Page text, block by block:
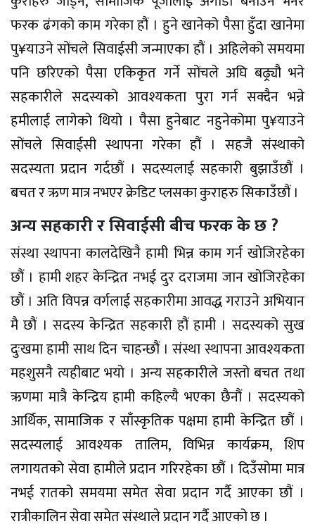
फरक ढंगको काम गरेका हौं । हुने खानेको पैसा हुँदा खानेमा
पु¥याउने सोंचले सिवाईसी जन्माएका हौं । अहिलेको समयमा
पनि छरिएको पैसा एकिकृत गर्ने सोंचले अघि बढ्र्यौ भने
सहकारीले सदस्यको आवश्यकता पुरा गर्न सक्दैन भन्ने
हमीलाई लागेको थियो । पैसा हुनेबाट नहुनेकोमा पु¥याउने
सोंचले सिवाईसी स्थापना गरेका हौं । सहजै संस्थाको
सदस्यता प्रदान गर्दछौं । सदस्यलाई सहकारी बुझाउँछौं ।
बचत र ऋण मात्र नभएर क्रेडिट प्लसका कुराहरु सिकाउँछौं ।
अन्य सहकारी र सिवाईसी बीच फरक के छ ?
संस्था स्थापना कालदेखिनै हामी भिन्न काम गर्न खोजिरहेका
छौं । हामी शहर केन्द्रित नभई दुर दराजमा जान खोजिरहेका
छौं । अति विपन्न वर्गलाई सहकारीमा आवद्ध गराउने अभियान
मै छौं । सदस्य केन्द्रित सहकारी हौं हामी । सदस्यको सुख
दुःखमा हामी साथ दिन चाहन्छौं । संस्था स्थापना आवश्यकता
महशुसनै त्यहीबाट भयो । अन्य सहकारीले जस्तो बचत तथा
ऋणमा मात्रै केन्द्रिय हामी कहिल्यै भएका छैनौं । सदस्यको
आर्थिक, सामाजिक र साँस्कृतिक पक्षमा हामी केन्द्रित छौं ।
सदस्यलाई आवश्यक तालिम, विभिन्न कार्यक्रम, शिप
लगायतको सेवा हामीले प्रदान गरिरहेका छौं । दिउँसोमा मात्र
नभई रातको समयमा समेत सेवा प्रदान गर्दै आएका छौं ।
रात्रीकालिन सेवा समेत संस्थाले प्रदान गर्दै आएको छ ।